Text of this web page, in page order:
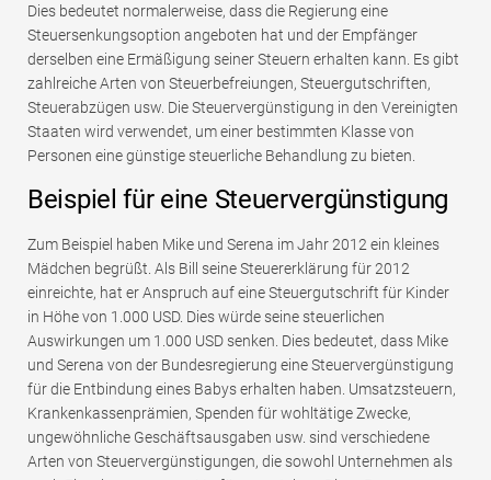
Dies bedeutet normalerweise, dass die Regierung eine
Steuersenkungsoption angeboten hat und der Empfänger
derselben eine Ermäßigung seiner Steuern erhalten kann. Es gibt
zahlreiche Arten von Steuerbefreiungen, Steuergutschriften,
Steuerabzügen usw. Die Steuervergünstigung in den Vereinigten
Staaten wird verwendet, um einer bestimmten Klasse von
Personen eine günstige steuerliche Behandlung zu bieten.
Beispiel für eine Steuervergünstigung
Zum Beispiel haben Mike und Serena im Jahr 2012 ein kleines
Mädchen begrüßt. Als Bill seine Steuererklärung für 2012
einreichte, hat er Anspruch auf eine Steuergutschrift für Kinder
in Höhe von 1.000 USD. Dies würde seine steuerlichen
Auswirkungen um 1.000 USD senken. Dies bedeutet, dass Mike
und Serena von der Bundesregierung eine Steuervergünstigung
für die Entbindung eines Babys erhalten haben. Umsatzsteuern,
Krankenkassenprämien, Spenden für wohltätige Zwecke,
ungewöhnliche Geschäftsausgaben usw. sind verschiedene
Arten von Steuervergünstigungen, die sowohl Unternehmen als